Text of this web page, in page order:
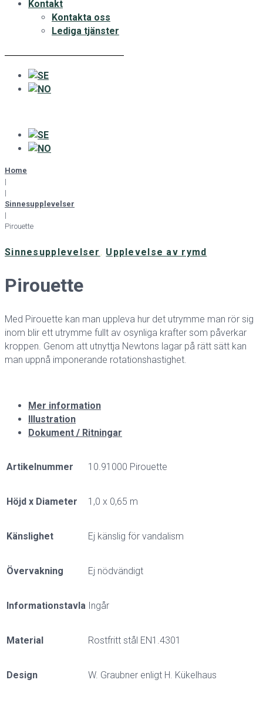
Kontakt
Kontakta oss
Lediga tjänster
Home
|
|
Sinnesupplevelser
|
Pirouette
Sinnesupplevelser , Upplevelse av rymd
Pirouette
Med Pirouette kan man uppleva hur det utrymme man rör sig
inom blir ett utrymme fullt av osynliga krafter som påverkar
kroppen. Genom att utnyttja Newtons lagar på rätt sätt kan
man uppnå imponerande rotationshastighet.
Mer information
Illustration
Dokument / Ritningar
Artikelnummer 10.91000 Pirouette
Höjd x Diameter 1,0 x 0,65 m
Känslighet Ej känslig för vandalism
Övervakning Ej nödvändigt
Informationstavla Ingår
Material Rostfritt stål EN1.4301
Design W. Graubner enligt H. Kükelhaus